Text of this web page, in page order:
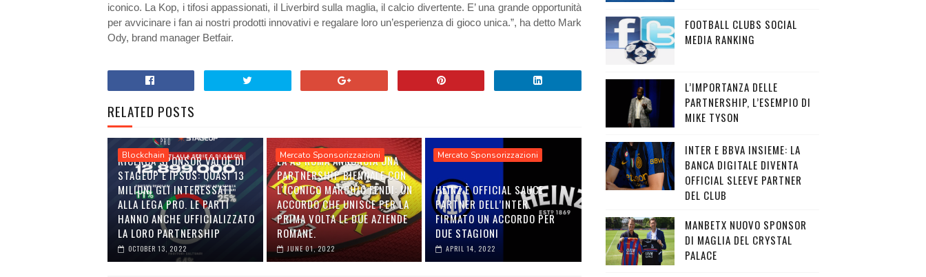
iconico. La Kop, i tifosi appassionati, il Liverbird sulla maglia, il calcio divertente. E’ una grande opportunità
per avvicinare i fan ai nostri prodotti innovativi e regalare loro un’esperienza di gioco unica.”, ha detto Mark
Ody, brand manager Betfair.
RELATED POSTS
Blockchain
RICERCA SPONSOR VALUE DI
STAGEUP E IPSOS: QUASI 13
MILIONI GLI INTERESSATI
ALLA LEGA PRO. LE PARTI
HANNO ANCHE UFFICIALIZZATO
LA LORO PARTNERSHIP
OCTOBER 13, 2022
Mercato Sponsorizzazioni
LA AS ROMA ANNUNCIA UNA
PARTNERSHIP BIENNALE CON
L'ICONICO MARCHIO FENDI: UN
ACCORDO CHE UNISCE PER LA
PRIMA VOLTA LE DUE AZIENDE
ROMANE.
JUNE 01, 2022
Mercato Sponsorizzazioni
HEINZ È OFFICIAL SAUCE
PARTNER DELL’INTER.
FIRMATO UN ACCORDO PER
DUE STAGIONI
APRIL 14, 2022
FOOTBALL CLUBS SOCIAL
MEDIA RANKING
L’IMPORTANZA DELLE
PARTNERSHIP, L’ESEMPIO DI
MIKE TYSON
INTER E BBVA INSIEME: LA
BANCA DIGITALE DIVENTA
OFFICIAL SLEEVE PARTNER
DEL CLUB
MANBETX NUOVO SPONSOR
DI MAGLIA DEL CRYSTAL
PALACE